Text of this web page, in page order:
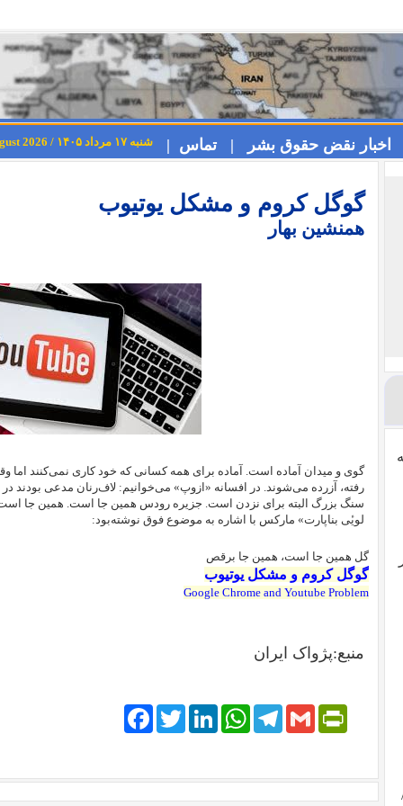
اخبار نقض حقوق بشر | تماس | شنبه ۱۷ مرداد ۱۴۰۵ / Saturday 8th August 2026
گوگل کروم و مشکل یوتیوب
همنشین بهار
گوی و میدان آماده‌ است. آماده برای همه کسانی که خود کاری نمی‌کنند اما
سنگ بزرگ البته برای نزدن است. جزیره رودس همین جا است. همین جا است
لویٔی بناپارت» مارکس با اشاره‌ به موضوع فوق نوشته‌بود:
گل همین جا است، همین جا برقص
گوگل کروم و مشکل یوتیوب
Google Chrome and Youtube Problem
منبع:پژواک ایران
FacebookTwitterLinkedIn
WhatsAppTelegramGmail
PrintFriendly